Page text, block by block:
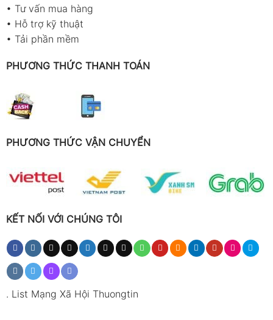
• Tư vấn mua hàng
• Hỗ trợ kỹ thuật
• Tải phần mềm
PHƯƠNG THỨC THANH TOÁN
PHƯƠNG THỨC VẬN CHUYỂN
KẾT NỐI VỚI CHÚNG TÔI
. List Mạng Xã Hội Thuongtin